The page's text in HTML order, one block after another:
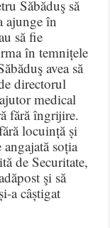
Săbăduş să
ajunge în
să fie
în temnițele
avea să
directorul
medical
fără îngrijire.
locuință și
soția
de Securitate,
şi să
a câștigat